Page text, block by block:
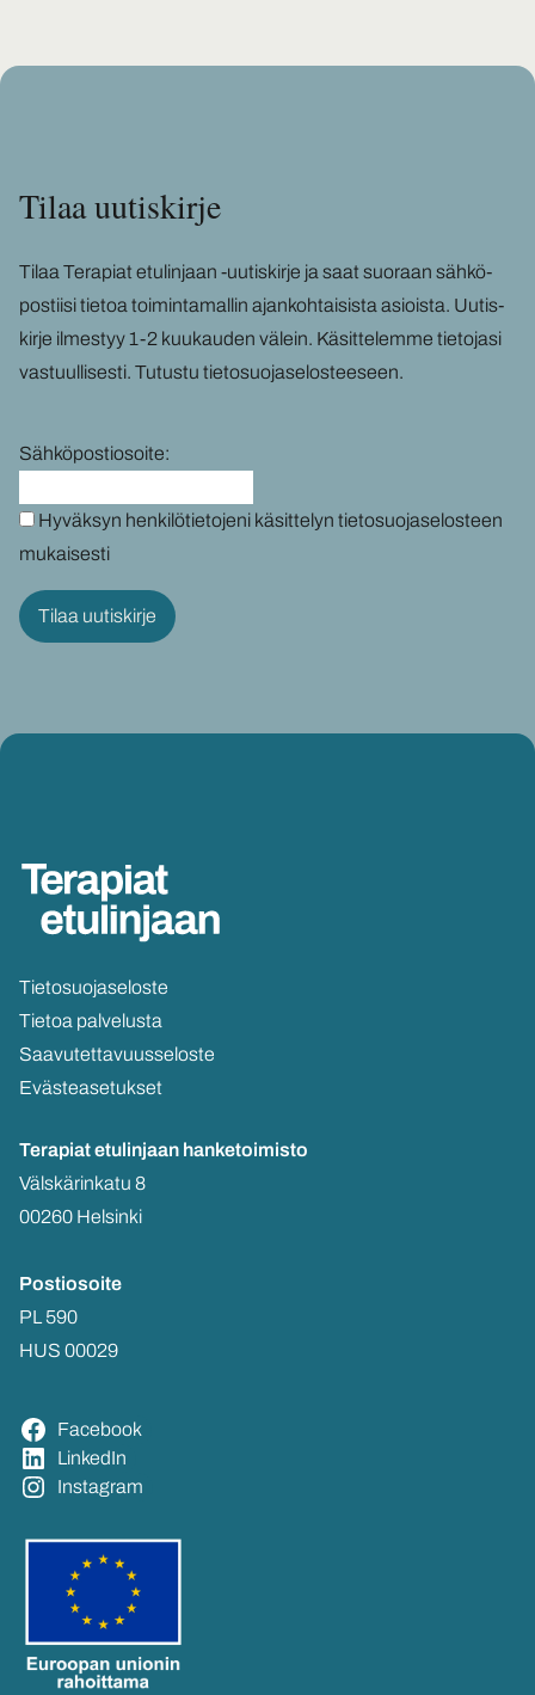
Tilaa uu­tis­kir­je
Tilaa Te­ra­piat etu­lin­jaan -​uutiskirje ja saat suo­raan säh­kö­
pos­tii­si tie­toa toi­min­ta­mal­lin ajan­koh­tai­sis­ta asiois­ta. Uu­tis­
kir­je il­mes­tyy 1-2 kuu­kau­den vä­lein. Kä­sit­te­lem­me tie­to­ja­si
vas­tuul­li­ses­ti. Tu­tus­tu tie­to­suo­ja­se­los­tee­seen.
Sähköpostiosoite:
Hyväksyn henkilötietojeni käsittelyn tietosuojaselosteen
mukaisesti
Tie­to­suo­ja­se­los­te
Tie­toa pal­ve­lus­ta
Saa­vu­tet­ta­vuus­se­los­te
Eväs­tea­se­tuk­set
Te­ra­piat etu­lin­jaan han­ke­toi­mis­to
Väls­kä­rin­ka­tu 8
00260 Hel­sin­ki
Pos­tio­soi­te
PL 590
HUS 00029
Face­book
Lin­ke­dIn
Ins­ta­gram